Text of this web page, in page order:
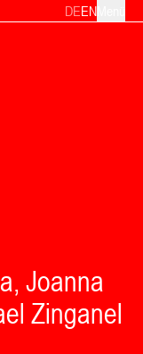
DEEN
Joanna
Zinganel